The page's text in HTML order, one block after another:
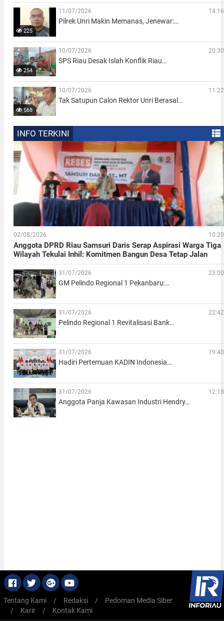
225
11/07/2026 14:16
Pilrek Unri Makin Memanas, Jenewar:…
254
10/07/2026 20:30
SPS Riau Desak Islah Konflik Riau…
568
10/07/2026 11:22
Tak Satupun Calon Rektor Unri Berasal…
INFO TERKINI
02/08/2026 10:20
Anggota DPRD Riau Samsuri Daris Serap Aspirasi Warga Tiga
Wilayah Tekulai Inhil: Komitmen Bangun Desa Tetap Jalan
31/07/2026 23:00
GM Pelindo Regional 1 Pekanbaru:…
31/07/2026 22:42
Pelindo Regional 1 Revitalisasi Bank…
31/07/2026 19:40
Hadiri Pertemuan KADIN Indonesia…
31/07/2026 12:18
Anggota Panja Kawasan Industri Hendry…
Tentang Kami / Redaksi /
Pedoman Media Siber
/
Karir / Kontak Kami